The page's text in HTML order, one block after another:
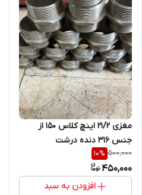
مغزی 21/2 اینچ کلاس 150 از
جنس 316 دنده درشت
500,000
10%
450,000
افزودن به سبد